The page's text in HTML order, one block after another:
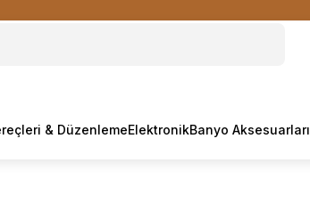
& DüzenlemeElektronikBanyo Aksesuarları